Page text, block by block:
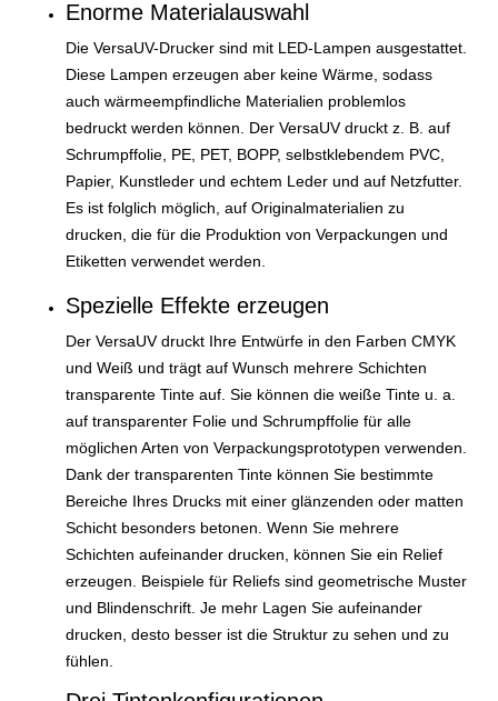
Enorme Materialauswahl
Die VersaUV-Drucker sind mit LED-Lampen ausgestattet.
Diese Lampen erzeugen aber keine Wärme, sodass
auch wärmeempfindliche Materialien problemlos
bedruckt werden können. Der VersaUV druckt z. B. auf
Schrumpffolie, PE, PET, BOPP, selbstklebendem PVC,
Papier, Kunstleder und echtem Leder und auf Netzfutter.
Es ist folglich möglich, auf Originalmaterialien zu
drucken, die für die Produktion von Verpackungen und
Etiketten verwendet werden.
Spezielle Effekte erzeugen
Der VersaUV druckt Ihre Entwürfe in den Farben CMYK
und Weiß und trägt auf Wunsch mehrere Schichten
transparente Tinte auf. Sie können die weiße Tinte u. a.
auf transparenter Folie und Schrumpffolie für alle
möglichen Arten von Verpackungsprototypen verwenden.
Dank der transparenten Tinte können Sie bestimmte
Bereiche Ihres Drucks mit einer glänzenden oder matten
Schicht besonders betonen. Wenn Sie mehrere
Schichten aufeinander drucken, können Sie ein Relief
erzeugen. Beispiele für Reliefs sind geometrische Muster
und Blindenschrift. Je mehr Lagen Sie aufeinander
drucken, desto besser ist die Struktur zu sehen und zu
fühlen.